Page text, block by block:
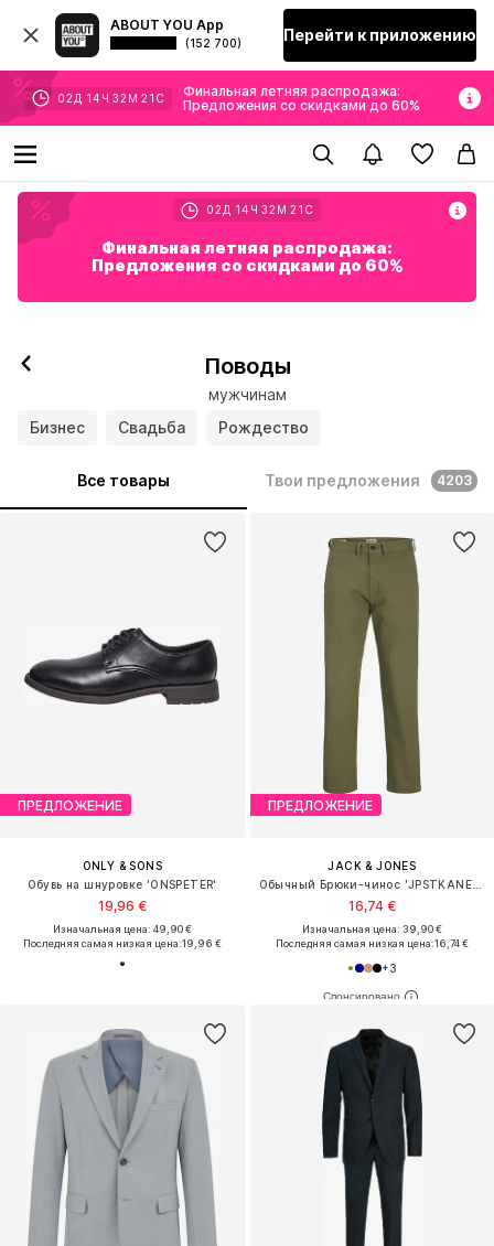
ABOUT YOU App
(152 700) Перейти к приложению
02 Д 14 Ч 32 М 19 С
Финальная летняя распродажа:
Предложения со скидками до 60%
02 Д 14 Ч 32 М 19 С
Финальная летняя распродажа:
Предложения со скидками до 60%
Поводы
мужчинам
Бизнес
Свадьба Рождество
Все товары Твои предложения 4203
ПРЕДЛОЖЕНИЕ
ONLY & SONS
Обувь на шнуровке 'ONSPETER'
19,96 €
Изначальная цена: 49,90 €
Последняя самая низкая цена:19,96 €
ПРЕДЛОЖЕНИЕ
JACK & JONES
16,74 €
Изначальная цена: 39,90 €
Последняя самая низкая цена:16,74 €
+3